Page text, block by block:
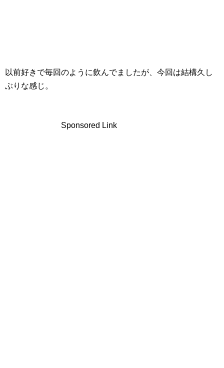
以前好きで毎回のように飲んでましたが、今回は結構久し
ぶりな感じ。
Sponsored Link